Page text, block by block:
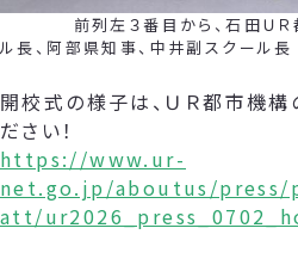
前列左３番目から、石田ＵＲ都
ル長、阿部県知事、中井副スクール長
開校式の様子は、ＵＲ都市機構
ださい！
https://www.ur-
net.go.jp/aboutus/press/
att/